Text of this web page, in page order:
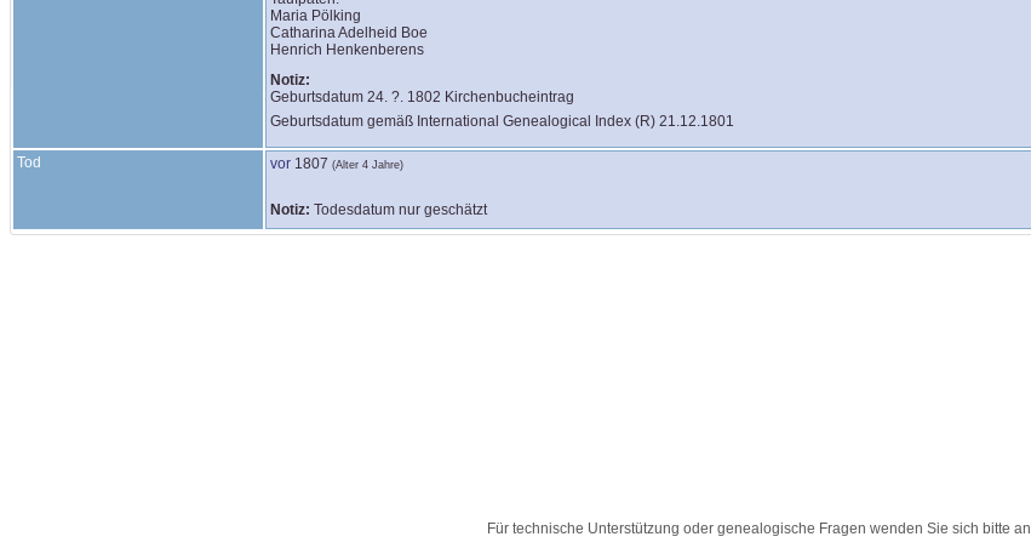
Maria Pölking
Catharina Adelheid Boe
Henrich Henkenberens
Notiz:
Geburtsdatum 24. ?. 1802 Kirchenbucheintrag
Geburtsdatum gemäß International Genealogical Index (R) 21.12.1801
Tod vor 1807 (Alter 4 Jahre)
Notiz: Todesdatum nur geschätzt
Für technische Unterstützung oder genealogische Fragen wenden Sie sich bitte an